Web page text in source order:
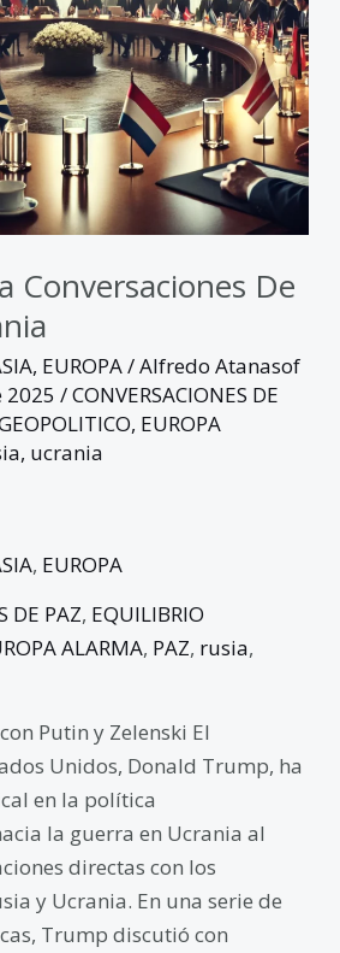
Conversaciones De
, EUROPA/Alfredo Atanasof
2025/CONVERSACIONES DE
, EUROPA
, ucrania
, EUROPA
DE PAZ, EQUILIBRIO
ALARMA, PAZ, rusia,
Putin y Zelenski El
Unidos, Donald Trump, ha
en la política
la guerra en Ucrania al
directas con los
y Ucrania. En una serie de
Trump discutió con